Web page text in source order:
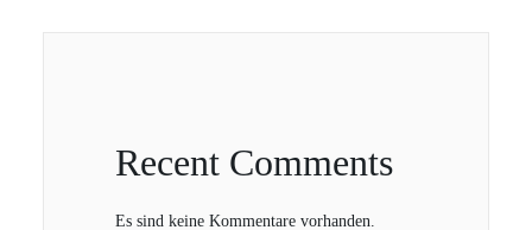
Recent Comments
Es sind keine Kommentare vorhanden.